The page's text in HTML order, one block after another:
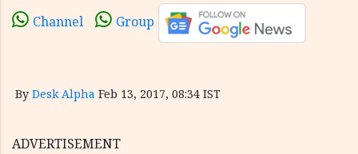
Channel Group
By Desk Alpha Feb 13, 2017, 08:34 IST
ADVERTISEMENT